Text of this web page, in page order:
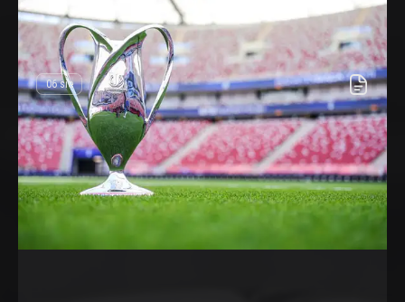
06 sie